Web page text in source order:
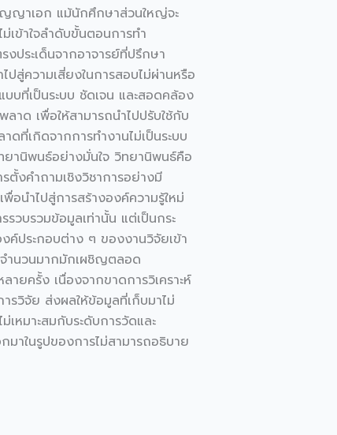
ญาเอก แม้นักศึกษาส่วนใหญ่จะ
เข้าใจลำดับขั้นตอนการทำ
ประเด็นจากอาจารย์ที่ปรึกษา
ปสู่ความเสี่ยงในการสอบไม่ผ่านหรือ
บที่เป็นระบบ ชัดเจน และสอดคล้อง
าด เพื่อให้สามารถนำไปปรับใช้กับ
ที่เกิดจากการทำงานไม่เป็นระบบ
ยานิพนธ์อย่างมั่นใจ วิทยานิพนธ์คือ
ตั้งคำถามเชิงวิชาการอย่างมี
พื่อนำไปสู่การสร้างองค์ความรู้ใหม่
วบรวมข้อมูลเท่านั้น แต่เป็นกระ
ค์ประกอบต่าง ๆ ของงานวิจัยเข้า
ำนวนมากมักเผชิญตลอด
ยครั้ง เนื่องจากขาดการวิเคราะห์
รวิจัย ส่งผลให้ข้อมูลที่เก็บมาไม่
หมาะสมกับระดับการวัดและ
าในรูปของการไม่สามารถอธิบาย